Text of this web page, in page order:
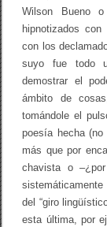
Wilson Bueno
hipnotizados
con los
suyo fue todo
demostrar el
ámbito de
tomándole el
poesía hecha
más que por
chavista o
del “giro
esta última, por